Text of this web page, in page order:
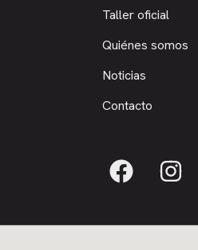
Taller oficial
Quiénes somos
Noticias
Contacto